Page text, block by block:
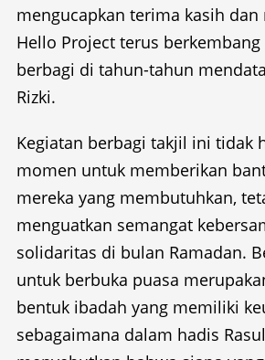
mengucapkan terima kasih dan
Hello Project terus
berbagi di tahun-tahun
Rizki.
Kegiatan berbagi takjil ini tidak
momen untuk memberikan
mereka yang membutuhkan,
menguatkan semangat
solidaritas di bulan Ramadan.
untuk berbuka puasa
bentuk ibadah yang memiliki
sebagaimana dalam hadis